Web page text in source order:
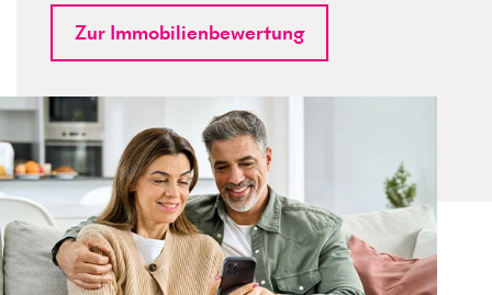
Zur Immobilienbewertung